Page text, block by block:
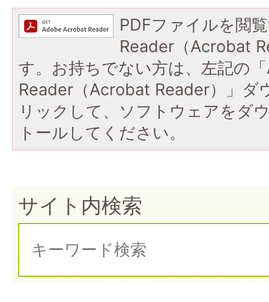
PDFファイルを閲
Reader（Acrobat
す。お持ちでない方は、左記の
Reader（Acrobat Reader）」ダ
リックして、ソフトウェアをダ
トールしてください。
サイト内検索